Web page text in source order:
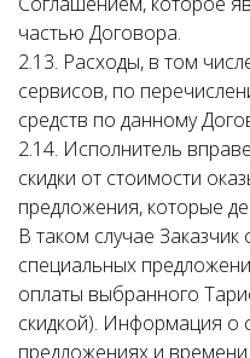
частью Договора.
2.13. Расходы, в том
сервисов, по
средств по данному
2.14. Исполнитель
скидки от стоимости
предложения, которые
В таком случае
специальных
оплаты выбранного
скидкой). Информация о
предложениях и